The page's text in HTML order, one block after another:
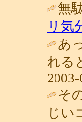
無
リ気
あ
れる
そ
じい